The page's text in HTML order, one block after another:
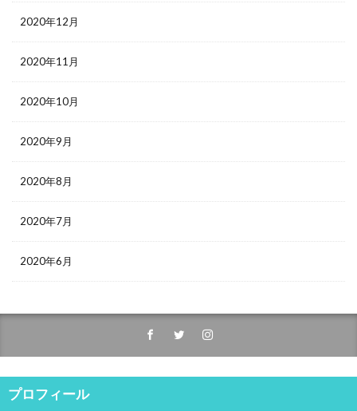
2020年12月
2020年11月
2020年10月
2020年9月
2020年8月
2020年7月
2020年6月
プロフィール